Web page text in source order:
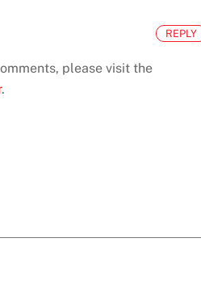
please visit the
.
REPLY